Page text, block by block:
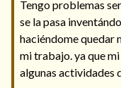
Tengo problemas
se la pasa
haciéndome quedar
mi trabajo. ya que
algunas actividades